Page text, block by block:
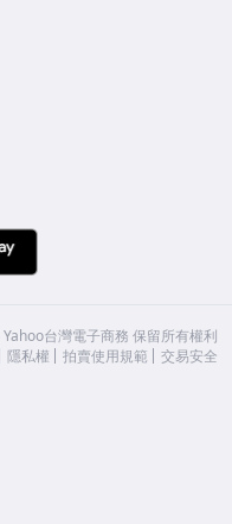
Yahoo台灣電子商務 保留所有權利
隱私權 拍賣使用規範 交易安全